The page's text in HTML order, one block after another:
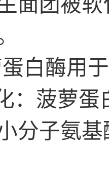
白酶用
：菠萝蛋
分子氨